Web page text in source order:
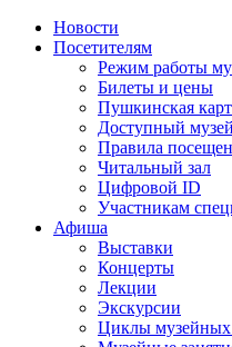
Новости
Посетителям
Режим работы
Билеты и цены
Пушкинская
Доступный музей
Правила
Читальный зал
Цифровой ID
Участникам
Афиша
Выставки
Концерты
Лекции
Экскурсии
Циклы музейных